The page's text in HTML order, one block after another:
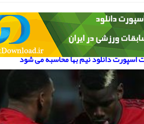
اسپورت دانلود نیم بها محاسبه می شود